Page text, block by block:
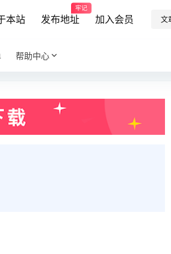
本站 发布地址
牢记
加入会员 文
帮助中心